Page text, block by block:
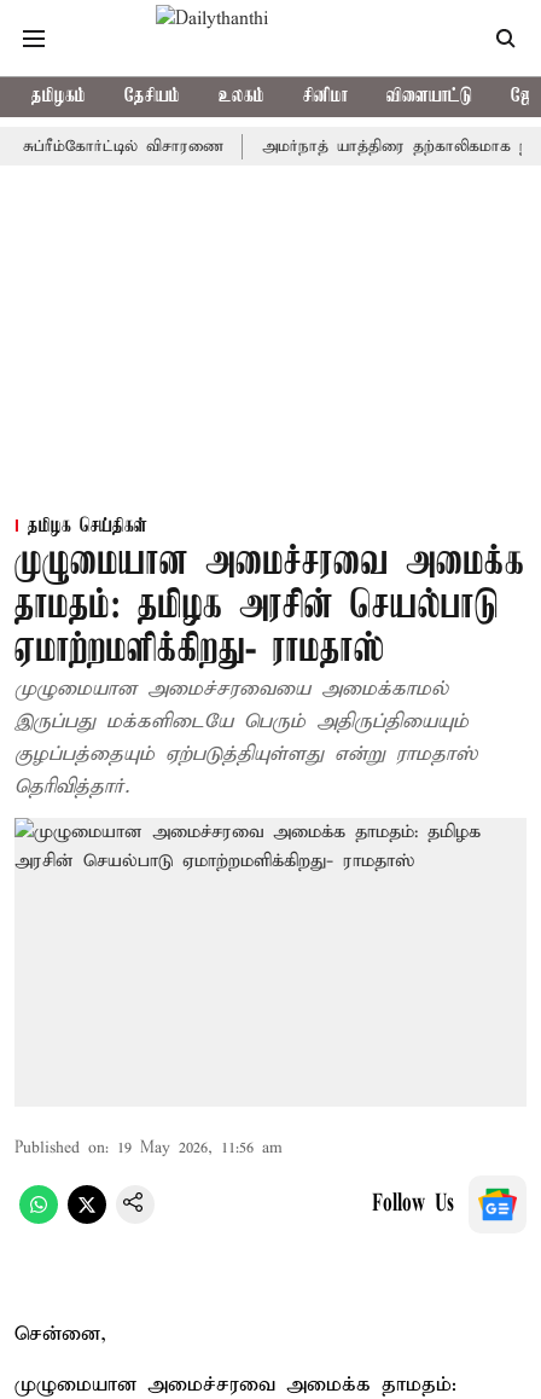
தமிழகம் தேசியம் உலகம் சினிமா விளையாட்டு
விசாரணை அமர்நாத் யாத்திரை தற்காலிகமாக நிறுத்தம்
தமிழக செய்திகள்
முழுமையான அமைச்சரவை அமைக்க
தாமதம்: தமிழக அரசின் செயல்பாடு
ஏமாற்றமளிக்கிறது- ராமதாஸ்
முழுமையான அமைச்சரவையை அமைக்காமல்
இருப்பது மக்களிடையே பெரும் அதிருப்தியையும்
குழப்பத்தையும் ஏற்படுத்தியுள்ளது என்று ராமதாஸ்
தெரிவித்தார்.
Published on: 19 May 2026, 11:56 am
Follow Us
சென்னை,
முழுமையான அமைச்சரவை அமைக்க தாமதம்: